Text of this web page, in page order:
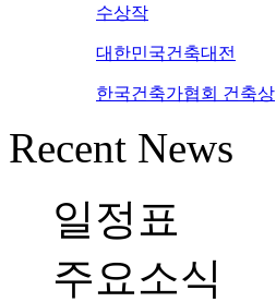
수상작
대한민국건축대전
한국건축가협회 건축상
Recent News
일정표
주요소식